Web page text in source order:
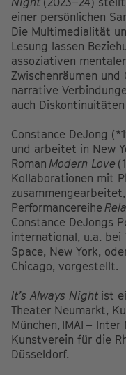
einer persönlichen
Die Multimedialität
Lesung lassen
assoziativen
Zwischenräumen
narrative
auch
Constance DeJong
und arbeitet in New
Roman Modern Love
Kollaborationen mit
Performancereihe
Constance DeJongs
international, u.a. bei
Space, New York,
Chicago, vorgestellt.
It’s Always Night ist
Theater Neumarkt,
München, IMAI – Inter
Kunstverein für die
Düsseldorf.